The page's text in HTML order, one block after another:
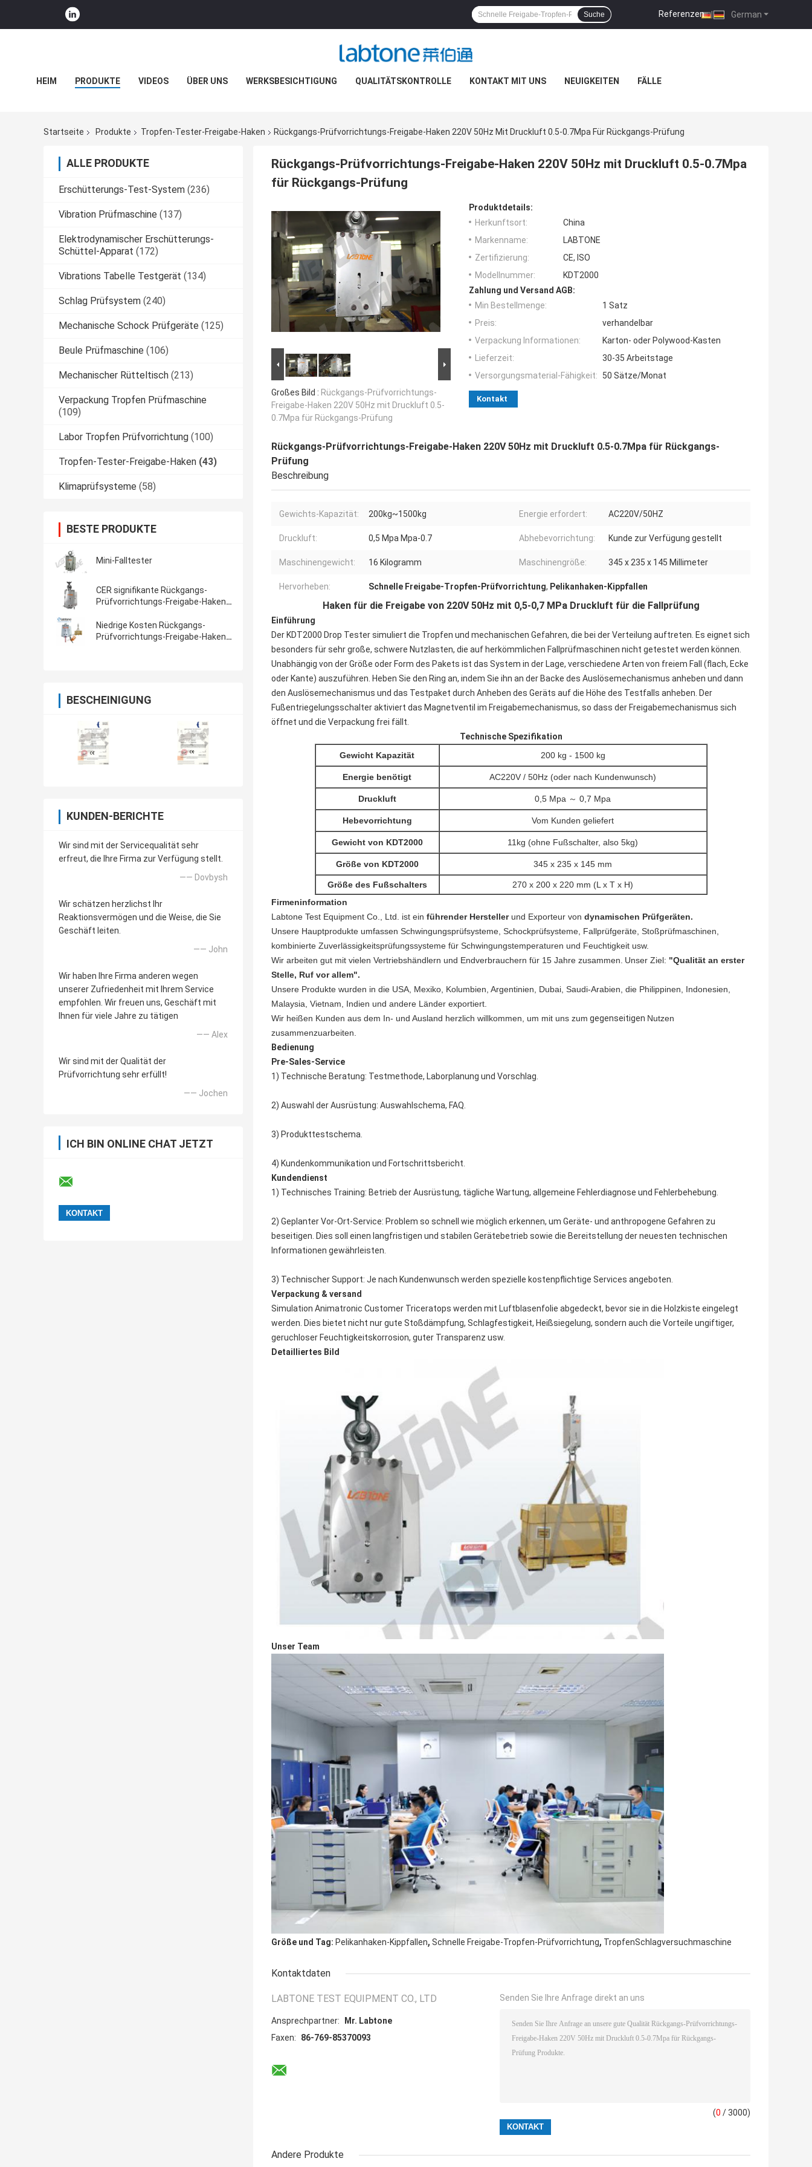
German
Referenzen |
Suche
HEIM PRODUKTE VIDEOS ÜBER UNS WERKSBESICHTIGUNG QUALITÄTSKONTROLLE KONTAKT MIT UNS NEUIGKEITEN FÄLLE
Startseite Produkte Tropfen-Tester-Freigabe-Haken Rückgangs-Prüfvorrichtungs-Freigabe-Haken 220V 50Hz Mit Druckluft 0.5-0.7Mpa Für Rückgangs-Prüfung
ALLE PRODUKTE
Erschütterungs-Test-System (236)
Vibration Prüfmaschine (137)
Elektrodynamischer Erschütterungs-
Schüttel-Apparat (172)
Vibrations Tabelle Testgerät (134)
Schlag Prüfsystem (240)
Mechanische Schock Prüfgeräte (125)
Beule Prüfmaschine (106)
Mechanischer Rütteltisch (213)
Verpackung Tropfen Prüfmaschine
(109)
Labor Tropfen Prüfvorrichtung (100)
Tropfen-Tester-Freigabe-Haken (43)
Klimaprüfsysteme (58)
BESTE PRODUKTE
Mini-Falltester
CER signifikante Rückgangs-
Prüfvorrichtungs-Freigabe-Haken
Niedrige Kosten Rückgangs-
Prüfvorrichtungs-Freigabe-Haken
BESCHEINIGUNG
KUNDEN-BERICHTE
Wir sind mit der Servicequalität sehr
erfreut, die Ihre Firma zur Verfügung stellt.
—— Dovbysh
Wir schätzen herzlichst Ihr
Reaktionsvermögen und die Weise, die Sie
Geschäft leiten.
—— John
Wir haben Ihre Firma anderen wegen
unserer Zufriedenheit mit Ihrem Service
empfohlen. Wir freuen uns, Geschäft mit
Ihnen für viele Jahre zu tätigen
—— Alex
Wir sind mit der Qualität der
Prüfvorrichtung sehr erfüllt!
—— Jochen
ICH BIN ONLINE CHAT JETZT
Rückgangs-Prüfvorrichtungs-Freigabe-Haken 220V 50Hz mit Druckluft 0.5-0.7Mpa
für Rückgangs-Prüfung
Großes Bild : Rückgangs-Prüfvorrichtungs-
Freigabe-Haken 220V 50Hz mit Druckluft 0.5-
0.7Mpa für Rückgangs-Prüfung
Produktdetails:
Herkunftsort:
China
Markenname:
LABTONE
Zertifizierung:
CE, ISO
Modellnummer:
KDT2000
Zahlung und Versand AGB:
Min Bestellmenge:
1 Satz
Preis:
verhandelbar
Verpackung Informationen:
Karton- oder Polywood-Kasten
Lieferzeit:
30-35 Arbeitstage
Versorgungsmaterial-Fähigkeit:
50 Sätze/Monat
Kontakt
Rückgangs-Prüfvorrichtungs-Freigabe-Haken 220V 50Hz mit Druckluft 0.5-0.7Mpa für Rückgangs-
Prüfung
Beschreibung
Gewichts-Kapazität: 200kg~1500kg Energie erfordert: AC220V/50HZ
Druckluft: 0,5 Mpa Mpa-0.7 Abhebevorrichtung: Kunde zur Verfügung gestellt
Maschinengewicht: 16 Kilogramm Maschinengröße: 345 x 235 x 145 Millimeter
Hervorheben: Schnelle Freigabe-Tropfen-Prüfvorrichtung, Pelikanhaken-Kippfallen
Haken für die Freigabe von 220V 50Hz mit 0,5-0,7 MPa Druckluft für die Fallprüfung
Einführung
Der KDT2000 Drop Tester simuliert die Tropfen und mechanischen Gefahren, die bei der Verteilung auftreten. Es eignet sich
besonders für sehr große, schwere Nutzlasten, die auf herkömmlichen Fallprüfmaschinen nicht getestet werden können.
Unabhängig von der Größe oder Form des Pakets ist das System in der Lage, verschiedene Arten von freiem Fall (flach, Ecke
oder Kante) auszuführen. Heben Sie den Ring an, indem Sie ihn an der Backe des Auslösemechanismus anheben und dann
den Auslösemechanismus und das Testpaket durch Anheben des Geräts auf die Höhe des Testfalls anheben. Der
Fußentriegelungsschalter aktiviert das Magnetventil im Freigabemechanismus, so dass der Freigabemechanismus sich
öffnet und die Verpackung frei fällt.
Technische Spezifikation
Gewicht Kapazität
200 kg - 1500 kg
Energie benötigt AC220V / 50Hz (oder nach Kundenwunsch)
Druckluft 0,5 Mpa ～ 0,7 Mpa
Hebevorrichtung Vom Kunden geliefert
Gewicht von KDT2000 11kg (ohne Fußschalter, also 5kg)
Größe von KDT2000 345 x 235 x 145 mm
Größe des Fußschalters
270 x 200 x 220 mm (L x T x H)
Firmeninformation
Labtone Test Equipment Co., Ltd. ist ein führender Herstellerund Exporteur von dynamischen Prüfgeräten.
Unsere Hauptprodukte umfassen Schwingungsprüfsysteme, Schockprüfsysteme, Fallprüfgeräte, Stoßprüfmaschinen,
kombinierte Zuverlässigkeitsprüfungssysteme für Schwingungstemperaturen und Feuchtigkeit usw.
Wir arbeiten gut mit vielen Vertriebshändlern und Endverbrauchern für 15 Jahre zusammen. Unser Ziel: "Qualität an erster
Stelle, Ruf vor allem".
Unsere Produkte wurden in die USA, Mexiko, Kolumbien, Argentinien, Dubai, Saudi-Arabien, die Philippinen, Indonesien,
Malaysia, Vietnam, Indien und andere Länder exportiert.
Wir heißen Kunden aus dem In- und Ausland herzlich willkommen, um mit uns zum gegenseitigen Nutzen
zusammenzuarbeiten.
Bedienung
Pre-Sales-Service
1) Technische Beratung: Testmethode, Laborplanung und Vorschlag.
2) Auswahl der Ausrüstung: Auswahlschema, FAQ.
3) Produkttestschema.
4) Kundenkommunikation und Fortschrittsbericht.
Kundendienst
1) Technisches Training: Betrieb der Ausrüstung, tägliche Wartung, allgemeine Fehlerdiagnose und Fehlerbehebung.
2) Geplanter Vor-Ort-Service: Problem so schnell wie möglich erkennen, um Geräte- und anthropogene Gefahren zu
beseitigen. Dies soll einen langfristigen und stabilen Gerätebetrieb sowie die Bereitstellung der neuesten technischen
Informationen gewährleisten.
3) Technischer Support: Je nach Kundenwunsch werden spezielle kostenpflichtige Services angeboten.
Verpackung & versand
Simulation Animatronic Customer Triceratops werden mit Luftblasenfolie abgedeckt, bevor sie in die Holzkiste eingelegt
werden. Dies bietet nicht nur gute Stoßdämpfung, Schlagfestigkeit, Heißsiegelung, sondern auch die Vorteile ungiftiger,
geruchloser Feuchtigkeitskorrosion, guter Transparenz usw.
Detailliertes Bild
Unser Team
Größe und Tag: Pelikanhaken-Kippfallen, Schnelle Freigabe-Tropfen-Prüfvorrichtung, TropfenSchlagversuchmaschine
Kontaktdaten
LABTONE TEST EQUIPMENT CO., LTD
Ansprechpartner:
Mr. Labtone
Faxen:
86-769-85370093
Senden Sie Ihre Anfrage direkt an uns
(0 / 3000)
Andere Produkte